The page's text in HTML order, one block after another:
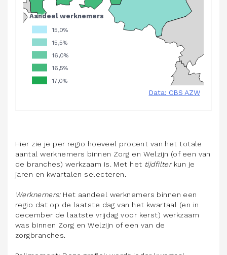
Hier zie je per regio hoeveel procent van het totale
aantal werknemers binnen Zorg en Welzijn (of een van
de branches) werkzaam is. Met het tijdfilterkun je
jaren en kwartalen selecteren.
Werknemers:Het aandeel werknemers binnen een
regio dat op de laatste dag van het kwartaal (en in
december de laatste vrijdag voor kerst) werkzaam
was binnen Zorg en Welzijn of een van de
zorgbranches.